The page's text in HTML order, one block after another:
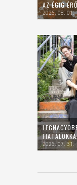
AZ ÉGIG
2026. 08. 01.
2026. 07. 31.